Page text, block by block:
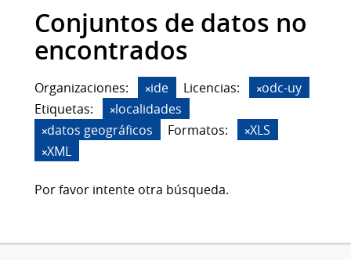
Conjuntos de datos no
encontrados
Organizaciones: ide Licencias:
odc-uy
Etiquetas:
localidades
datos geográficos
Formatos:
XLS
XML
Por favor intente otra búsqueda.